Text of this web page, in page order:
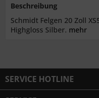
Beschreibung
Schmidt Felgen 20 Zoll
Highgloss Silber. mehr
SERVICE HOTLINE